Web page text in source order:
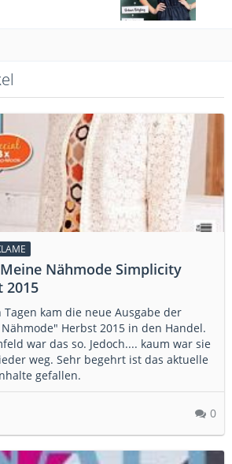
Nähmode Simplicity
2015
kam die neue Ausgabe der
Herbst 2015 in den Handel.
war das so. Jedoch.... kaum war sie
weg. Sehr begehrt ist das aktuelle
gefallen.
0